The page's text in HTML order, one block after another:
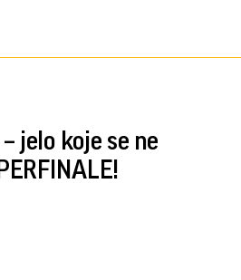
jelo koje se ne